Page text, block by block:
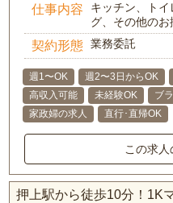
仕事内容
キッチン、ト
グ、その他のお
契約形態 業務委託
週1〜OK 週2〜3日からOK
高収入可能
未経験OK ブ
家政婦の求人
直行･直帰OK
この求人
押上駅から徒歩10分！1K